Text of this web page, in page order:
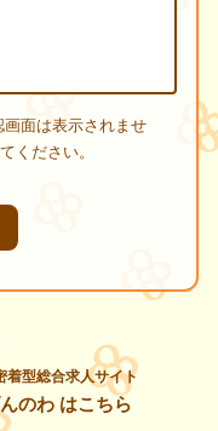
画面は表示されませ
ください。
着型総合求人サイト
のわ はこちら